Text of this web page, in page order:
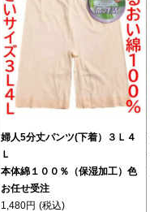
婦人5分丈パンツ(下着）３Ｌ４
Ｌ
本体綿１００％（保湿加工）色
お任せ受注
1,480円 (税込)